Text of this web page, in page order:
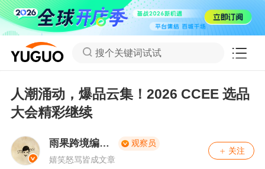
搜个关键词试试
人潮涌动，爆品云集！2026 CCEE 选品
大会精彩继续
雨果跨境编辑
部
观察员
嬉笑怒骂皆成文章
关注